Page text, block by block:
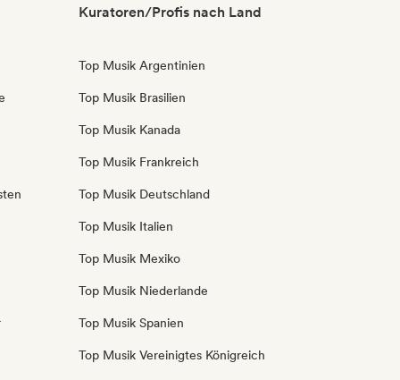
Kuratoren/Profis nach Land
Top Musik Argentinien
Top Musik Brasilien
Top Musik Kanada
Top Musik Frankreich
Top Musik Deutschland
Top Musik Italien
Top Musik Mexiko
Top Musik Niederlande
Top Musik Spanien
Top Musik Vereinigtes Königreich